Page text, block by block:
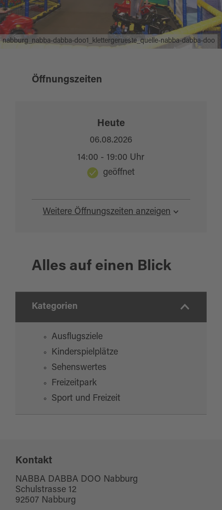
nabburg_nabba-dabba-doo1_klettergerueste_quelle-nabba-dabba-doo
Öffnungszeiten
Weitere Öffnungszeiten anzeigen
Heute
06.08.2026
14:00 - 19:00 Uhr
geöffnet
Alles auf einen Blick
Kategorien
Ausflugsziele
Kinderspielplätze
Sehenswertes
Freizeitpark
Sport und Freizeit
Kontakt
NABBA DABBA DOO Nabburg
Schulstrasse 12
92507 Nabburg